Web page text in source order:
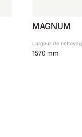
MAGNUM
Largeur de
1570 mm